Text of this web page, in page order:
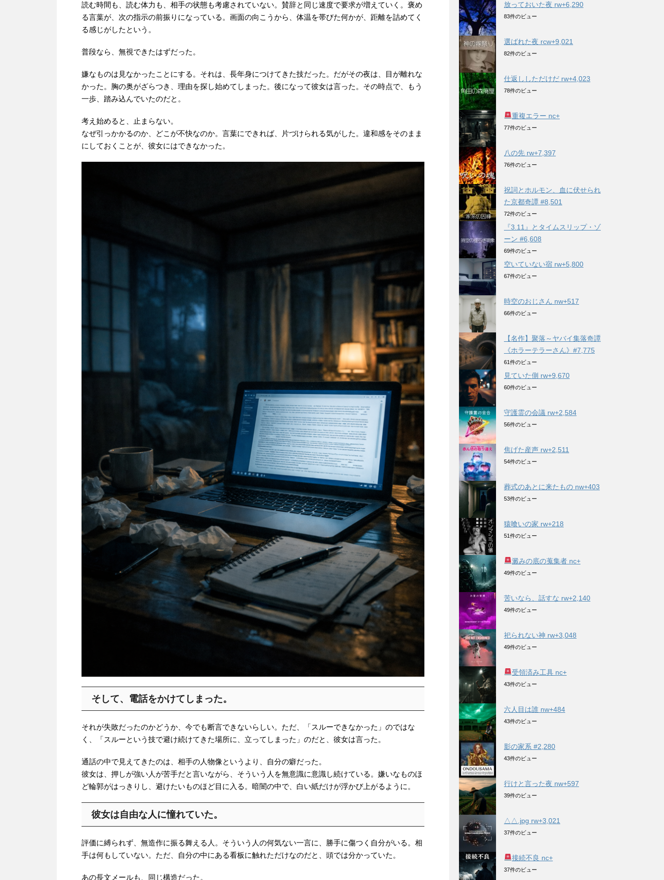
読む時間も、読む体力も、相手の状態も考慮されていない。賛辞と同じ速度で要求が増えていく。褒め
る言葉が、次の指示の前振りになっている。画面の向こうから、体温を帯びた何かが、距離を詰めてく
る感じがしたという。
普段なら、無視できたはずだった。
嫌なものは見なかったことにする。それは、長年身につけてきた技だった。だがその夜は、目が離れな
かった。胸の奥がざらつき、理由を探し始めてしまった。後になって彼女は言った。その時点で、もう
一歩、踏み込んでいたのだと。
考え始めると、止まらない。
なぜ引っかかるのか、どこが不快なのか。言葉にできれば、片づけられる気がした。違和感をそのまま
にしておくことが、彼女にはできなかった。
そして、電話をかけてしまった。
それが失敗だったのかどうか、今でも断言できないらしい。ただ、「スルーできなかった」のではな
く、「スルーという技で避け続けてきた場所に、立ってしまった」のだと、彼女は言った。
通話の中で見えてきたのは、相手の人物像というより、自分の癖だった。
彼女は、押しが強い人が苦手だと言いながら、そういう人を無意識に意識し続けている。嫌いなものほ
ど輪郭がはっきりし、避けたいものほど目に入る。暗闇の中で、白い紙だけが浮かび上がるように。
彼女は自由な人に憧れていた。
評価に縛られず、無造作に振る舞える人。そういう人の何気ない一言に、勝手に傷つく自分がいる。相
手は何もしていない。ただ、自分の中にある看板に触れただけなのだと、頭では分かっていた。
あの長文メールも、同じ構造だった。
放っておいた夜 rw+6,290
83件のビュー
選ばれた夜 rcw+9,021
82件のビュー
仕返ししただけだ rw+4,023
78件のビュー
重複エラー nc+
77件のビュー
八の先 rw+7,397
76件のビュー
祝詞とホルモン、血に伏せられ
た京都奇譚 #8,501
72件のビュー
『3.11』とタイムスリップ・ゾ
ーン #6,608
69件のビュー
空いていない宿 rw+5,800
67件のビュー
時空のおじさん nw+517
66件のビュー
【名作】聚落～ヤバイ集落奇譚
《ホラーテラーさん》#7,775
61件のビュー
見ていた側 rw+9,670
60件のビュー
守護霊の会議 rw+2,584
56件のビュー
焦げた産声 rw+2,511
54件のビュー
葬式のあとに来たもの nw+403
53件のビュー
猿喰いの家 rw+218
51件のビュー
澱みの底の蒐集者 nc+
49件のビュー
苦いなら、話すな rw+2,140
49件のビュー
祀られない神 rw+3,048
49件のビュー
受領済み工具 nc+
43件のビュー
六人目は誰 nw+484
43件のビュー
影の家系 #2,280
43件のビュー
行けと言った夜 nw+597
39件のビュー
△△.jpg rw+3,021
37件のビュー
接続不良 nc+
37件のビュー